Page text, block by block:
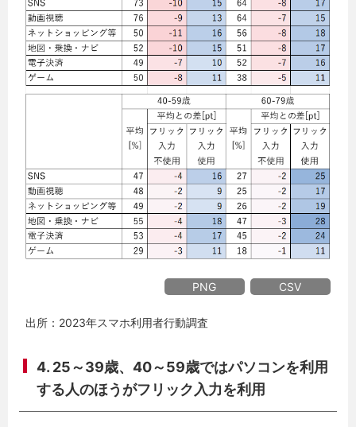
PNG CSV
出所：2023年スマホ利用者行動調査
4. 25～39歳、40～59歳ではパソコンを利用
する人のほうがフリック入力を利用